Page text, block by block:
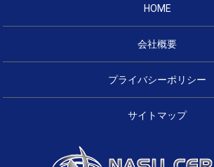
HOME
会社概要
プライバシーポリシー
サイトマップ